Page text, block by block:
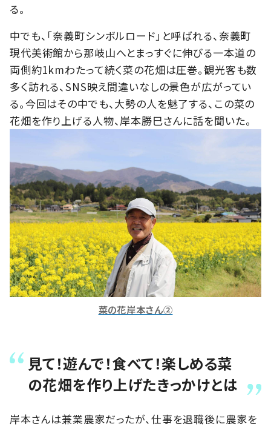
る。
中でも、「奈義町シンボルロード」と呼ばれる、奈義町
現代美術館から那岐山へとまっすぐに伸びる一本道の
両側約1kmわたって続く菜の花畑は圧巻。観光客も数
多く訪れる、SNS映え間違いなしの景色が広がってい
る。今回はその中でも、大勢の人を魅了する、この菜の
花畑を作り上げる人物、岸本勝巳さんに話を聞いた。
菜の花岸本さん②
見て！遊んで！食べて！楽しめる菜
の花畑を作り上げたきっかけとは
岸本さんは兼業農家だったが、仕事を退職後に農家を